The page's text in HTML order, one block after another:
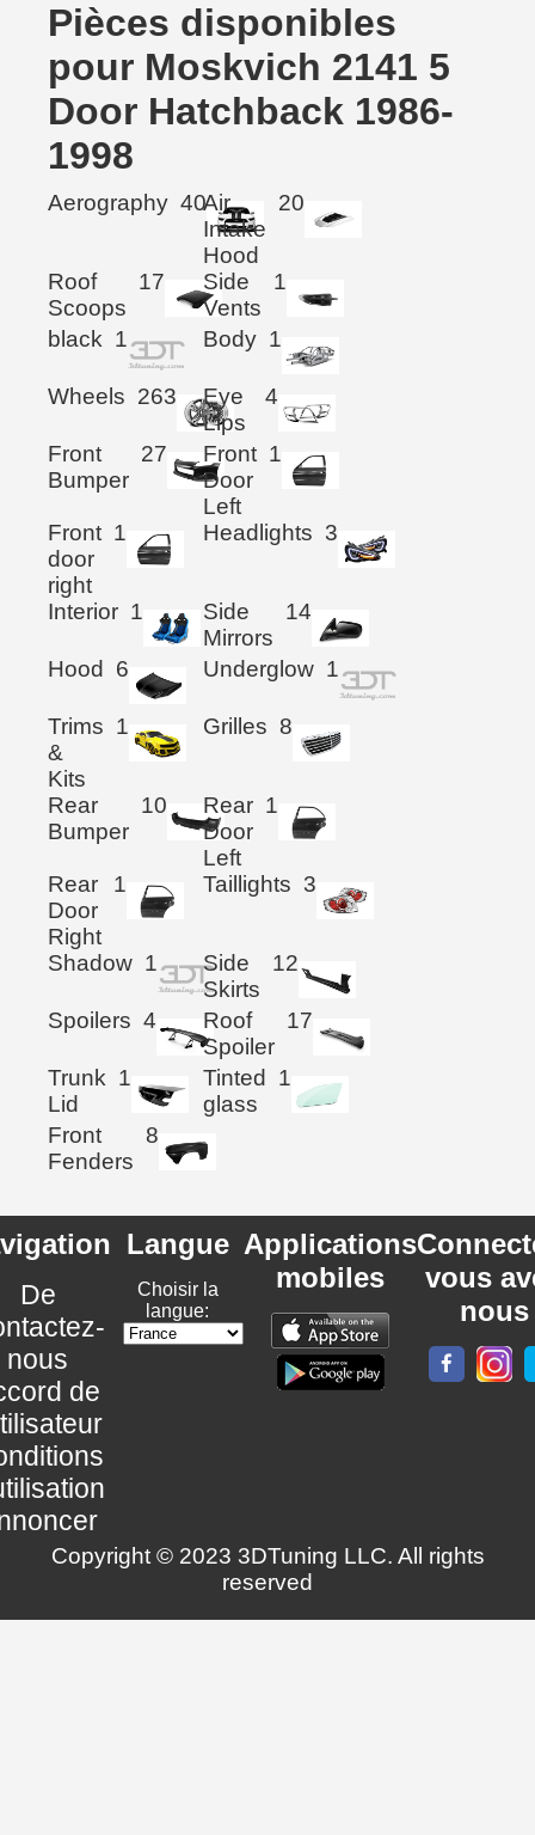
Pièces disponibles
pour Moskvich 2141 5
Door Hatchback 1986-
1998
Aerography 40Air
Intake
Hood
20
Roof
Scoops
17
Side
Vents
1
black 1 Body 1
Wheels 263
Eye
Lips
4
Front
Bumper
27
Front
Door
Left
1
Front
door
right
1 Headlights 3
Interior 1
Side
Mirrors
14
Hood 6 Underglow 1
Trims
&
Kits
1 Grilles 8
Rear
Bumper
10
Rear
Door
Left
1
Rear
Door
Right
1 Taillights 3
Shadow 1
Side
Skirts
12
Spoilers 4
Roof
Spoiler
17
Trunk
Lid
1
Tinted
glass
1
Front
Fenders
8
De
nous
de
Langue
Choisir la
langue:
Applications
mobiles
vous
nous
Copyright © 2023 3DTuning LLC. All rights
reserved